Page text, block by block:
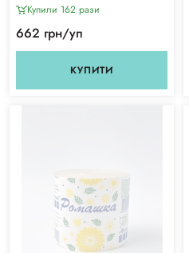
Купили 162 рази
662 грн/уп
КУПИТИ